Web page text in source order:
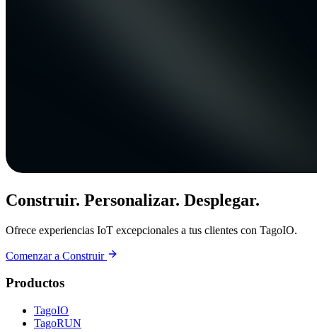
Construir. Personalizar. Desplegar.
Ofrece experiencias IoT excepcionales a tus clientes con TagoIO.
Comenzar a Construir
Productos
TagoIO
TagoRUN